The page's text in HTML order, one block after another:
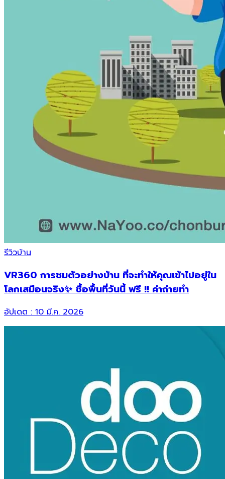
รีวิวบ้าน
VR360 การชมตัวอย่างบ้าน ที่จะทำให้คุณเข้าไปอยู่ใน
โลกเสมือนจริง✨ ซื้อพื้นที่วันนี้ ฟรี !! ค่าถ่ายทำ
อัปเดต :10 มี.ค. 2026